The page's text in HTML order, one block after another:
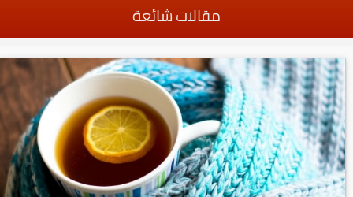
مقالات شائعة